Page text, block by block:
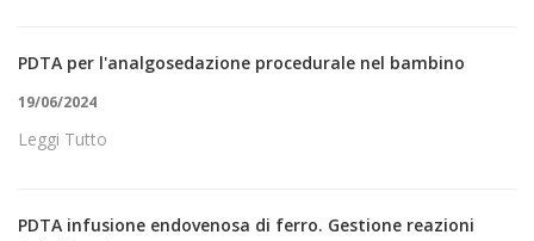
PDTA per l'analgosedazione procedurale nel bambino
19/06/2024
Leggi Tutto
PDTA infusione endovenosa di ferro. Gestione reazioni